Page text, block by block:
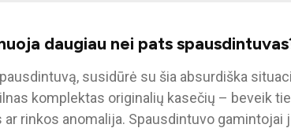
daugiau nei pats
susidūrė su šia absurdiška
komplektas originalių kasečių – beveik
rinkos anomalija. Spausdintuvo gamintojai